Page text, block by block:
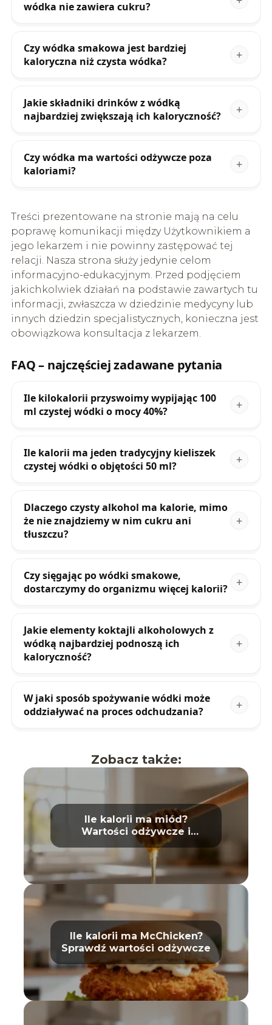
wódka nie zawiera cukru?
Czy wódka smakowa jest bardziej
kaloryczna niż czysta wódka?
Jakie składniki drinków z wódką
najbardziej zwiększają ich kaloryczność?
Czy wódka ma wartości odżywcze poza
kaloriami?
Treści prezentowane na stronie mają na celu
poprawę komunikacji między Użytkownikiem a
jego lekarzem i nie powinny zastępować tej
relacji. Nasza strona służy jedynie celom
informacyjno-edukacyjnym. Przed podjęciem
jakichkolwiek działań na podstawie zawartych tu
informacji, zwłaszcza w dziedzinie medycyny lub
innych dziedzin specjalistycznych, konieczna jest
obowiązkowa konsultacja z lekarzem.
FAQ – najczęściej zadawane pytania
Ile kilokalorii przyswoimy wypijając 100
ml czystej wódki o mocy 40%?
Ile kalorii ma jeden tradycyjny kieliszek
czystej wódki o objętości 50 ml?
Dlaczego czysty alkohol ma kalorie, mimo
że nie znajdziemy w nim cukru ani
tłuszczu?
Czy sięgając po wódki smakowe,
dostarczymy do organizmu więcej kalorii?
Jakie elementy koktajli alkoholowych z
wódką najbardziej podnoszą ich
kaloryczność?
W jaki sposób spożywanie wódki może
oddziaływać na proces odchudzania?
Zobacz także:
Ile kalorii ma miód?
Wartości odżywcze i
właściwości
Ile kalorii ma McChicken?
Sprawdź wartości odżywcze